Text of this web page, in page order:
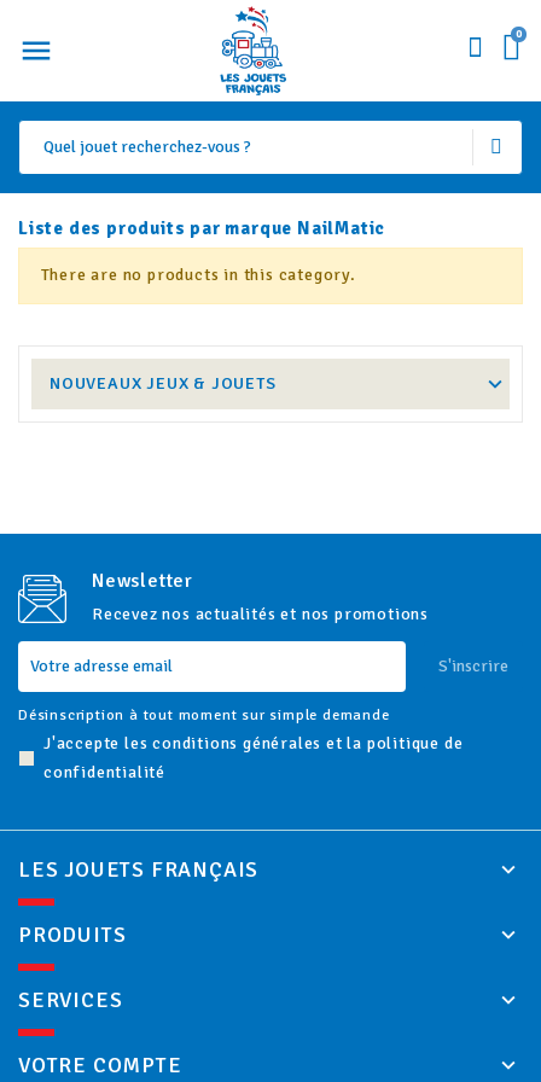
0
NOUVEAUX JEUX & JOUETS
Liste des produits par marque NailMatic
There are no products in this category.
Newsletter
Recevez nos actualités et nos promotions
S'inscrire
Désinscription à tout moment sur simple demande
J'accepte les conditions générales et la politique de
confidentialité
LES JOUETS FRANÇAIS
PRODUITS
SERVICES
VOTRE COMPTE